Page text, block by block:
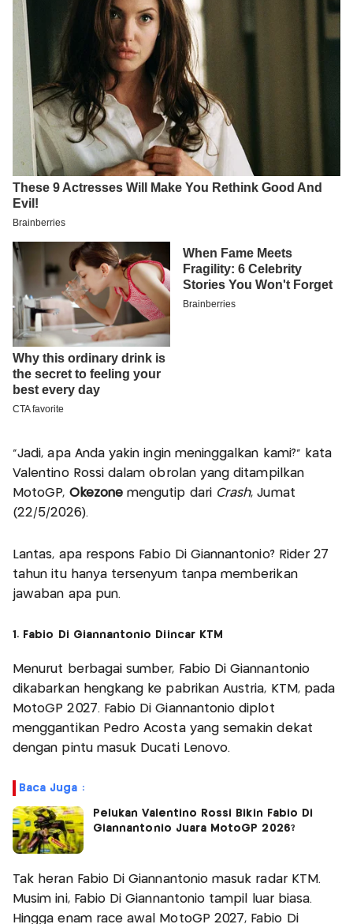
“Jadi, apa Anda yakin ingin meninggalkan kami?” kata
Valentino Rossi dalam obrolan yang ditampilkan
MotoGP, Okezonemengutip dariCrash, Jumat
(22/5/2026).
Lantas, apa respons Fabio Di Giannantonio? Rider 27
tahun itu hanya tersenyum tanpa memberikan
jawaban apa pun.
1. Fabio Di Giannantonio Diincar KTM
Menurut berbagai sumber, Fabio Di Giannantonio
dikabarkan hengkang ke pabrikan Austria, KTM, pada
MotoGP 2027. Fabio Di Giannantonio diplot
menggantikan Pedro Acosta yang semakin dekat
dengan pintu masuk Ducati Lenovo.
Baca Juga :
Pelukan Valentino Rossi Bikin Fabio Di
Giannantonio Juara MotoGP 2026?
Tak heran Fabio Di Giannantonio masuk radar KTM.
Musim ini, Fabio Di Giannantonio tampil luar biasa.
Hingga enam race awal MotoGP 2027, Fabio Di